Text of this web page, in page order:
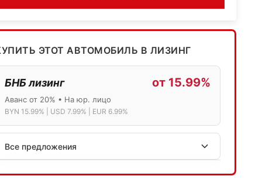
ЭТОТ АВТОМОБИЛЬ В ЛИЗИНГ
БНБ лизинг от 15.99%
Аванс от 20% • На юр. лицо
BYN 15.99% | USD 7.99% | EUR 6.99%
Все предложения
АСБ лизинг